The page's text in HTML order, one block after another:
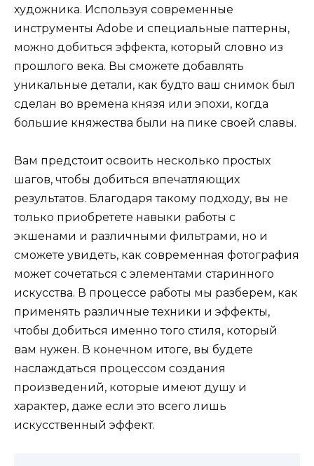
художника. Используя современные
инструменты Adobe и специальные паттерны,
можно добиться эффекта, который словно из
прошлого века. Вы сможете добавлять
уникальные детали, как будто ваш снимок был
сделан во времена князя или эпохи, когда
большие княжества были на пике своей славы.
Вам предстоит освоить несколько простых
шагов, чтобы добиться впечатляющих
результатов. Благодаря такому подходу, вы не
только приобретете навыки работы с
экшенами и различными фильтрами, но и
сможете увидеть, как современная фотография
может сочетаться с элементами старинного
искусства. В процессе работы мы разберем, как
применять различные техники и эффекты,
чтобы добиться именно того стиля, который
вам нужен. В конечном итоге, вы будете
наслаждаться процессом создания
произведений, которые имеют душу и
характер, даже если это всего лишь
искусственный эффект.